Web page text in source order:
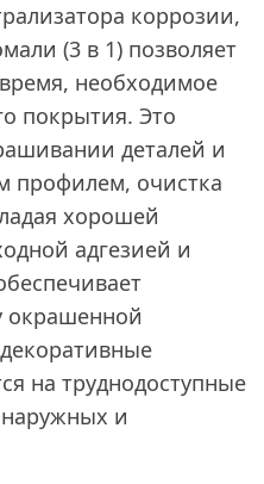
коррозии,
(3 в 1) позволяет
необходимое
покрытия. Это
деталей и
профилем, очистка
хорошей
адгезией и
окрашенной
на труднодоступные
и